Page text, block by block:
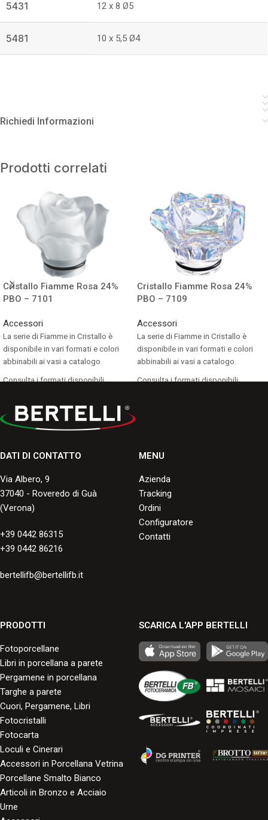
5431 12 x 8 Ø5
5481 10 x 5,5 Ø4
Richiedi Informazioni
Prodotti correlati
Cristallo Fiamme Rosa 24%
PBO – 7101
Accessori
La serie di Fiamme in Cristallo è
disponibile in vari formati e colori
abbinabili ai vasi a catalogo.
Consulta i formati disponibili.
Cristallo Fiamme Rosa 24%
PBO – 7109
Accessori
La serie di Fiamme in Cristallo è
disponibile in vari formati e colori
abbinabili ai vasi a catalogo.
Consulta i formati disponibili.
DATI DI CONTATTO
Via Albero, 9
37040 - Roveredo di Guà
(Verona)
+39 0442 86315
+39 0442 86216
bertellifb@bertellifb.it
MENU
Azienda
Tracking
Ordini
Configuratore
Contatti
PRODOTTI
Fotoporcellane
Libri in porcellana a parete
Pergamene in porcellana
Targhe a parete
Cuori, Pergamene, Libri
Fotocristalli
Fotocarta
Loculi e Cinerari
Accessori in Porcellana Vetrina
Porcellane Smalto Bianco
Articoli in Bronzo e Acciaio
Urne
SCARICA L'APP BERTELLI